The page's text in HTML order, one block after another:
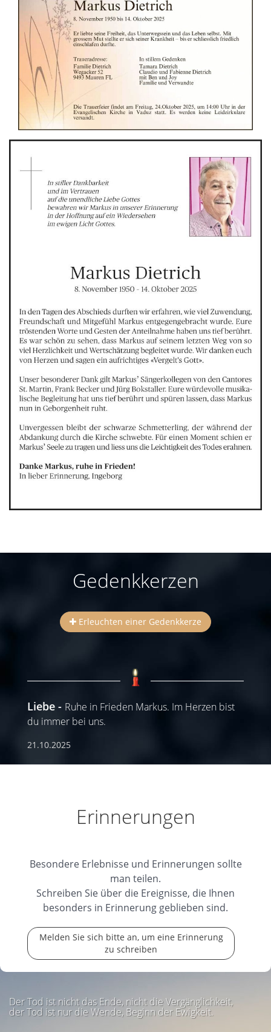
Gedenkkerzen
Erleuchten einer Gedenkkerze
Liebe
Ruhe in Frieden Markus. Im Herzen bist
du immer bei uns.
21.10.2025
Erinnerungen
Besondere Erlebnisse und Erinnerungen sollte
man teilen.
Schreiben Sie über die Ereignisse, die Ihnen
besonders in Erinnerung geblieben sind.
Melden Sie sich bitte an, um eine Erinnerung
zu schreiben
Der Tod ist nicht das Ende, nicht die Vergänglichkeit,
der Tod ist nur die Wende, Beginn der Ewigkeit.